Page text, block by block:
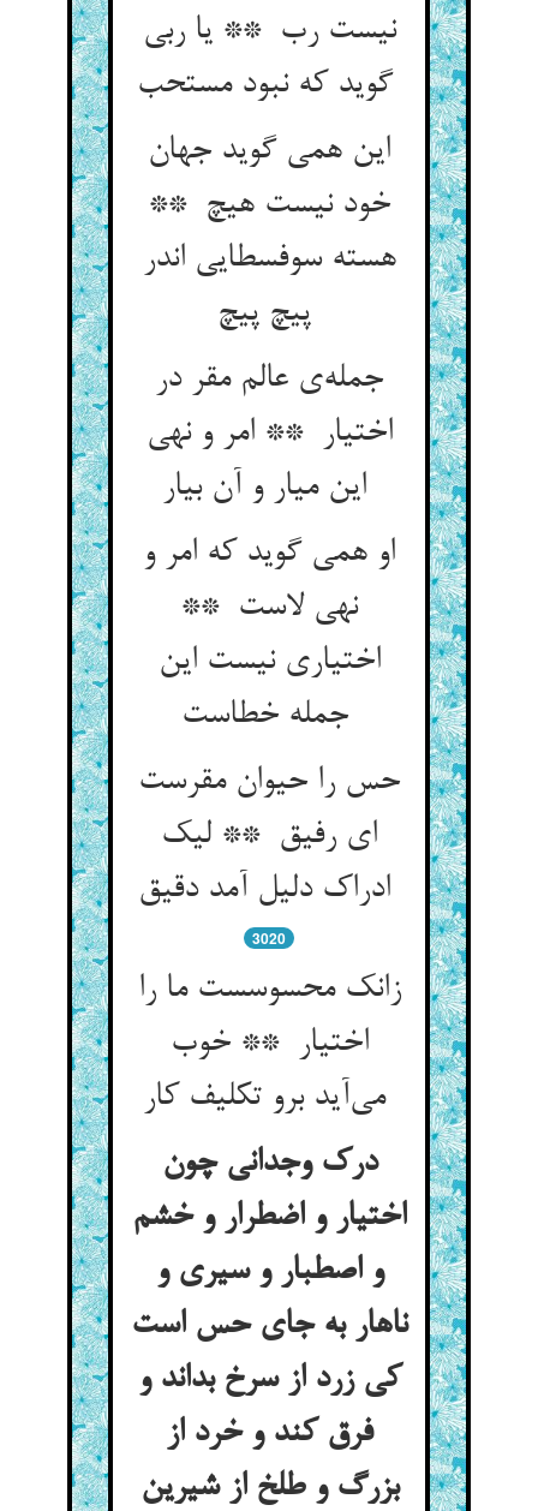
نیست رب ** یا ربی
گوید که نبود مستحب
این همی گوید جهان
خود نیست هیچ **
هسته سوفسطایی اندر
جمله‌ی عالم مقر در
اختیار ** امر و نهی
او همی گوید که امر و
نهی لاست **
اختیاری نیست این
جمله خطاست
حس را حیوان مقرست
ای رفیق ** لیک
3020
زانک محسوسست ما را
اختیار ** خوب
می‌آید برو تکلیف کار
درک وجدانی چون
اختیار و اضطرار و خشم
و اصطبار و سیری و
ناهار به جای حس است
کی زرد از سرخ بداند و
فرق کند و خرد از
بزرگ و طلخ از شیرین